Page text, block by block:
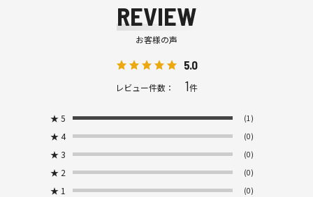
REVIEW
お客様の声
5.0
レビュー件数： 1件
★ 5 (1)
★ 4 (0)
★ 3 (0)
★ 2 (0)
★ 1 (0)